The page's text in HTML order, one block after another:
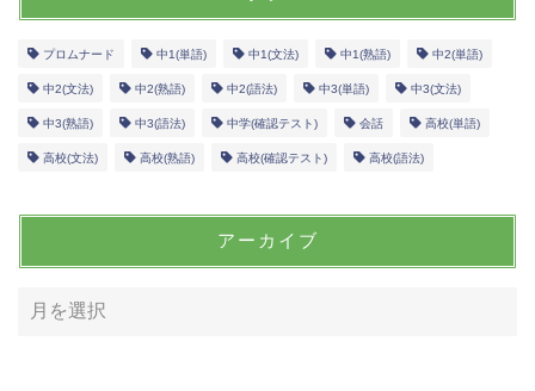
プロムナード 中1(単語) 中1(文法) 中1(熟語) 中2(単語)
中2(文法) 中2(熟語) 中2(語法) 中3(単語) 中3(文法)
中3(熟語) 中3(語法) 中学(確認テスト) 会話 高校(単語)
高校(文法) 高校(熟語) 高校(確認テスト) 高校(語法)
アーカイブ